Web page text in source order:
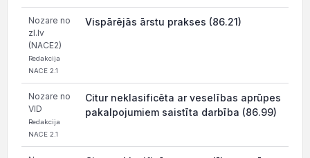
Nozare no
zl.lv
(NACE2)
Redakcija
NACE 2.1
Vispārējās ārstu prakses (86.21)
Nozare no
VID
Redakcija
NACE 2.1
Citur neklasificēta ar veselības aprūpes
pakalpojumiem saistīta darbība (86.99)